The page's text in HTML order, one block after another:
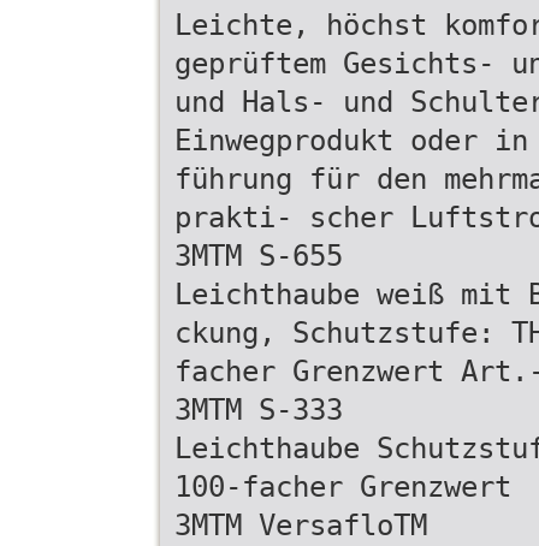
Leichte, höchst
geprüftem Gesichts-
und Hals- und
Einwegprodukt oder in
führung für den
prakti- scher
3MTM S-655
Leichthaube weiß mit
ckung, Schutzstufe:
facher Grenzwert
3MTM S-333
Leichthaube
100-facher Grenzwert
3MTM VersafloTM